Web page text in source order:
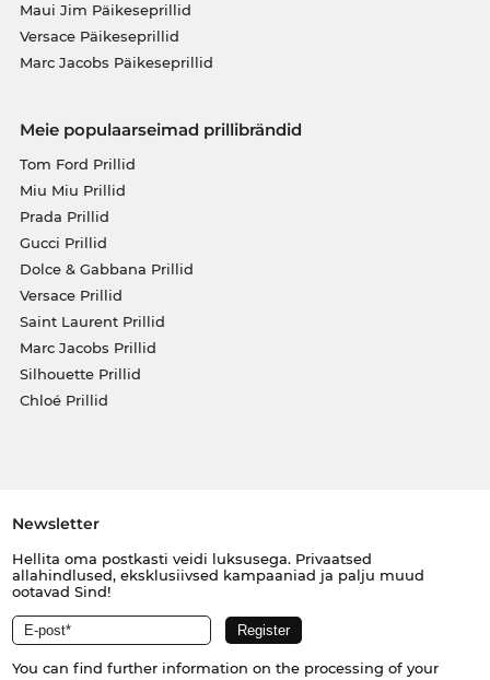
Maui Jim Päikeseprillid
Versace Päikeseprillid
Marc Jacobs Päikeseprillid
Meie populaarseimad prillibrändid
Tom Ford Prillid
Miu Miu Prillid
Prada Prillid
Gucci Prillid
Dolce & Gabbana Prillid
Versace Prillid
Saint Laurent Prillid
Marc Jacobs Prillid
Silhouette Prillid
Chloé Prillid
Newsletter
Hellita oma postkasti veidi luksusega. Privaatsed
allahindlused, eksklusiivsed kampaaniad ja palju muud
ootavad Sind!
You can find further information on the processing of your